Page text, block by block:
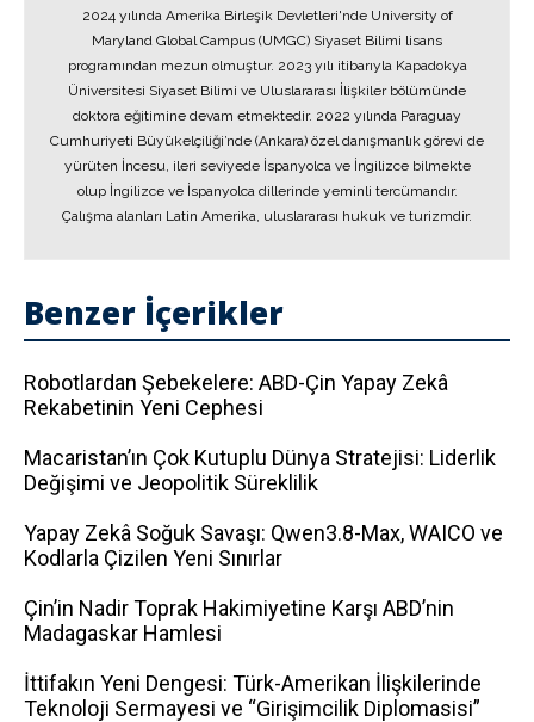
2024 yılında Amerika Birleşik Devletleri'nde University of
Maryland Global Campus (UMGC) Siyaset Bilimi lisans
programından mezun olmuştur. 2023 yılı itibarıyla Kapadokya
Üniversitesi Siyaset Bilimi ve Uluslararası İlişkiler bölümünde
doktora eğitimine devam etmektedir. 2022 yılında Paraguay
Cumhuriyeti Büyükelçiliği’nde (Ankara) özel danışmanlık görevi de
yürüten İncesu, ileri seviyede İspanyolca ve İngilizce bilmekte
olup İngilizce ve İspanyolca dillerinde yeminli tercümandır.
Çalışma alanları Latin Amerika, uluslararası hukuk ve turizmdir.
Benzer İçerikler
Robotlardan Şebekelere: ABD-Çin Yapay Zekâ
Rekabetinin Yeni Cephesi
Macaristan’ın Çok Kutuplu Dünya Stratejisi: Liderlik
Değişimi ve Jeopolitik Süreklilik
Yapay Zekâ Soğuk Savaşı: Qwen3.8-Max, WAICO ve
Kodlarla Çizilen Yeni Sınırlar
Çin’in Nadir Toprak Hakimiyetine Karşı ABD’nin
Madagaskar Hamlesi
İttifakın Yeni Dengesi: Türk-Amerikan İlişkilerinde
Teknoloji Sermayesi ve “Girişimcilik Diplomasisi”